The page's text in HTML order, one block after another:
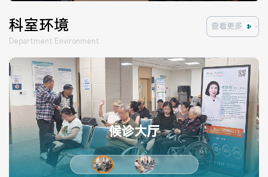
科室环境
Department Environment
查看更多
候诊大厅